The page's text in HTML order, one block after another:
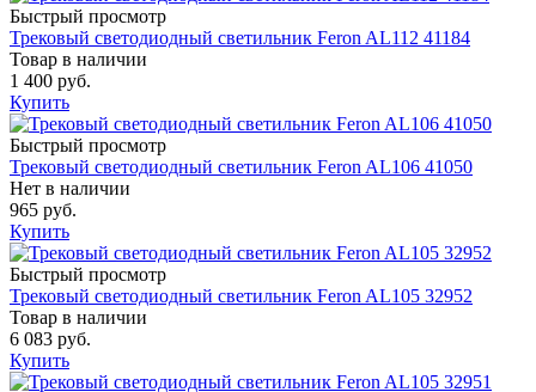
Быстрый просмотр
Трековый светодиодный светильник Feron AL112 41184
Товар в наличии
1 400 руб.
Купить
Быстрый просмотр
Трековый светодиодный светильник Feron AL106 41050
Нет в наличии
965 руб.
Купить
Быстрый просмотр
Трековый светодиодный светильник Feron AL105 32952
Товар в наличии
6 083 руб.
Купить